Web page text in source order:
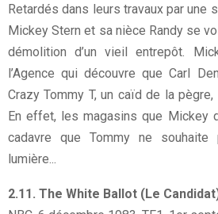
Retardés dans leurs travaux par une
Mickey Stern et sa nièce Randy se
démolition d’un vieil entrepôt.
l’Agence qui découvre que Carl
Crazy Tommy T, un caïd de la
En effet, les magasins que Mickey
cadavre que Tommy ne
lumière...
2.11. The White Ballot (Le